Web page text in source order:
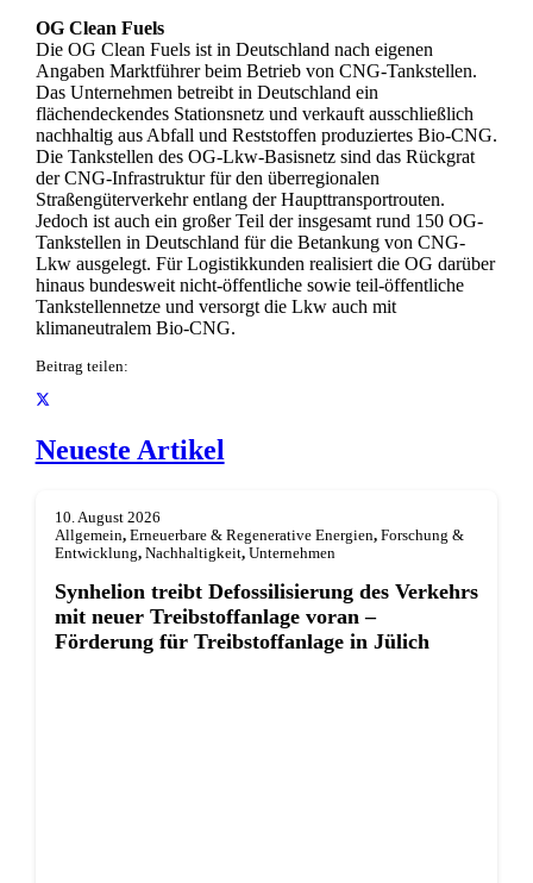
OG Clean Fuels
Die OG Clean Fuels ist in Deutschland nach eigenen
Angaben Marktführer beim Betrieb von CNG-Tankstellen.
Das Unternehmen betreibt in Deutschland ein
flächendeckendes Stationsnetz und verkauft ausschließlich
nachhaltig aus Abfall und Reststoffen produziertes Bio-CNG.
Die Tankstellen des OG-Lkw-Basisnetz sind das Rückgrat
der CNG-Infrastruktur für den überregionalen
Straßengüterverkehr entlang der Haupttransportrouten.
Jedoch ist auch ein großer Teil der insgesamt rund 150 OG-
Tankstellen in Deutschland für die Betankung von CNG-
Lkw ausgelegt. Für Logistikkunden realisiert die OG darüber
hinaus bundesweit nicht-öffentliche sowie teil-öffentliche
Tankstellennetze und versorgt die Lkw auch mit
klimaneutralem Bio-CNG.
Beitrag teilen:
Neueste Artikel
10. August 2026
Allgemein, Erneuerbare & Regenerative Energien, Forschung &
Entwicklung, Nachhaltigkeit, Unternehmen
Synhelion treibt Defossilisierung des Verkehrs
mit neuer Treibstoffanlage voran –
Förderung für Treibstoffanlage in Jülich